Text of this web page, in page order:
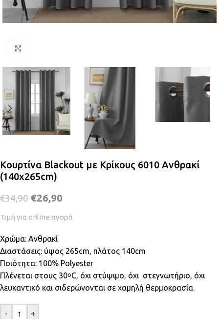
Κουρτίνα Blackout με Κρίκους 6010 Ανθρακί
(140x265cm)
€34,90 €26,90
Τιμή για online αγορά
Χρώμα: Ανθρακί
Διαστάσεις: ύψος 265cm, πλάτος 140cm
Ποιότητα: 100% Polyester
Πλένεται στους 30οC, όχι στύψιμο, όχι στεγνωτήριο, όχι
λευκαντικό και σιδερώνονται σε χαμηλή θερμοκρασία.
- +